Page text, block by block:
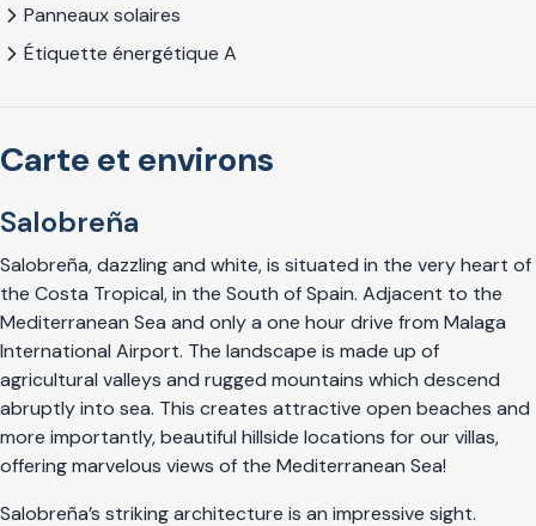
Panneaux solaires
Étiquette énergétique A
Carte et environs
Salobreña
Salobreña, dazzling and white, is situated in the very heart of
the Costa Tropical, in the South of Spain. Adjacent to the
Mediterranean Sea and only a one hour drive from Malaga
International Airport. The landscape is made up of
agricultural valleys and rugged mountains which descend
abruptly into sea. This creates attractive open beaches and
more importantly, beautiful hillside locations for our villas,
offering marvelous views of the Mediterranean Sea!
Salobreña’s striking architecture is an impressive sight.